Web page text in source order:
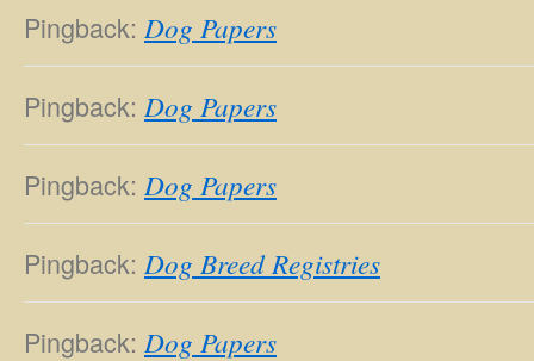
Pingback: Dog Papers
Pingback: Dog Papers
Pingback: Dog Papers
Pingback: Dog Breed Registries
Pingback: Dog Papers